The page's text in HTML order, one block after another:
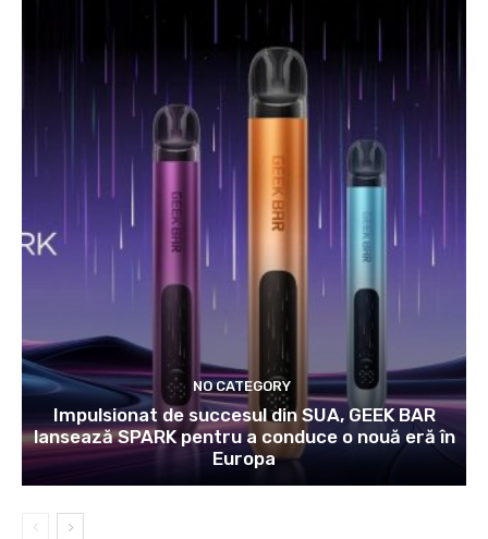
NO CATEGORY
Impulsionat de succesul din SUA, GEEK BAR
lansează SPARK pentru a conduce o nouă eră în
Europa